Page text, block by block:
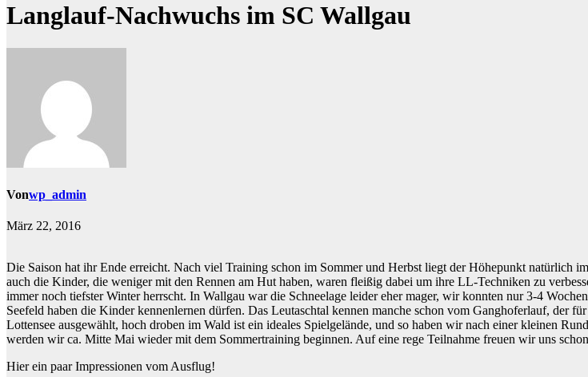
Langlauf-Nachwuchs im SC Wallgau
Vonwp_admin
März 22, 2016
Die Saison hat ihr Ende erreicht. Nach viel Training schon im Sommer und Herbst liegt der Höhepunkt natürlich
auch die Kinder, die weniger mit den Rennen am Hut haben, waren fleißig dabei um ihre LL-Techniken zu
immer noch tiefster Winter herrscht. In Wallgau war die Schneelage leider eher mager, wir konnten nur 3-4
Seefeld haben die Kinder kennenlernen dürfen. Das Leutaschtal kennen manche schon vom Ganghoferlauf, der
Lottensee ausgewählt, hoch droben im Wald ist ein ideales Spielgelände, und so haben wir nach einer kleinen
werden wir ca. Mitte Mai wieder mit dem Sommertraining beginnen. Auf eine rege Teilnahme freuen wir uns
Hier ein paar Impressionen vom Ausflug!